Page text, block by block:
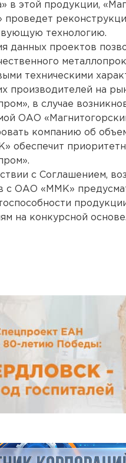
в этой продукции,
проведет
технологию.
данных проектов
техническими
производителей на
в случае
ОАО
компанию об
обеспечит
с Соглашением,
с ОАО «ММК»
на конкурсной